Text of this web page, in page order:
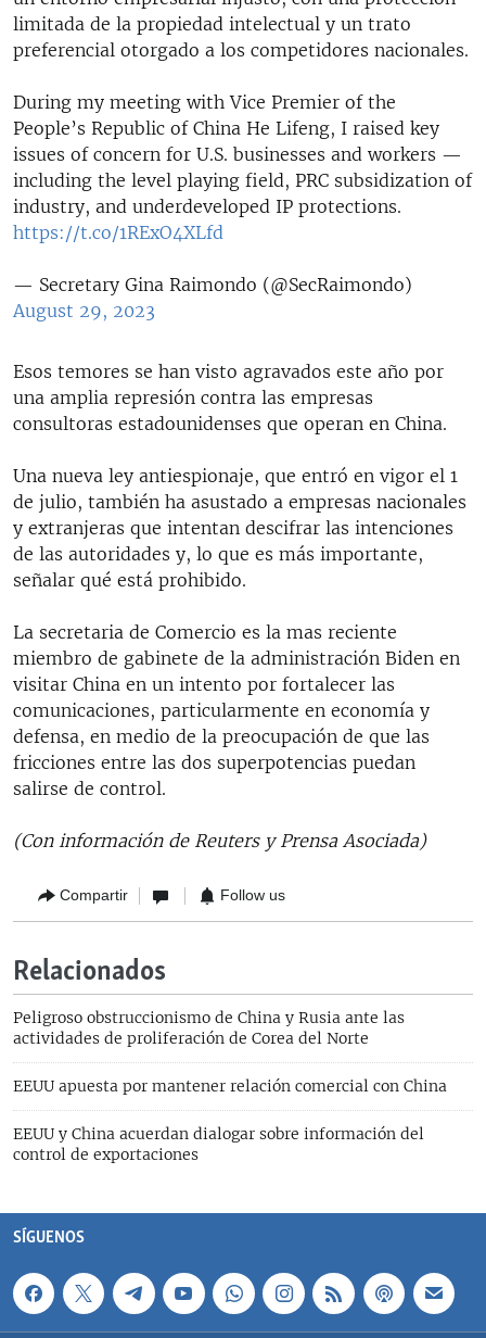
limitada de la propiedad intelectual y un trato
preferencial otorgado a los competidores nacionales.
During my meeting with Vice Premier of the
People’s Republic of China He Lifeng, I raised key
issues of concern for U.S. businesses and workers —
including the level playing field, PRC subsidization of
industry, and underdeveloped IP protections.
https://t.co/1RExO4XLfd
— Secretary Gina Raimondo (@SecRaimondo)
August 29, 2023
Esos temores se han visto agravados este año por
una amplia represión contra las empresas
consultoras estadounidenses que operan en China.
Una nueva ley antiespionaje, que entró en vigor el 1
de julio, también ha asustado a empresas nacionales
y extranjeras que intentan descifrar las intenciones
de las autoridades y, lo que es más importante,
señalar qué está prohibido.
La secretaria de Comercio es la mas reciente
miembro de gabinete de la administración Biden en
visitar China en un intento por fortalecer las
comunicaciones, particularmente en economía y
defensa, en medio de la preocupación de que las
fricciones entre las dos superpotencias puedan
salirse de control.
(Con información de Reuters y Prensa Asociada)
Compartir Follow us
Relacionados
Peligroso obstruccionismo de China y Rusia ante las
actividades de proliferación de Corea del Norte
EEUU apuesta por mantener relación comercial con China
EEUU y China acuerdan dialogar sobre información del
control de exportaciones
SÍGUENOS